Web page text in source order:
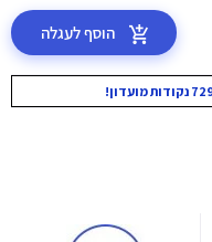
הוסף לעגלה